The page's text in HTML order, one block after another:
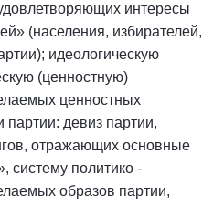
интересы
(населения, избирателей,
идеологическую
(ценностную)
ценностных
партии: девиз партии,
отражающих основные
систему политико -
образов партии,